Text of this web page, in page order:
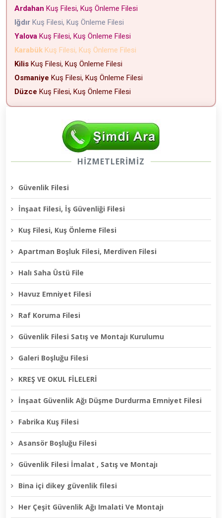
Ardahan Kuş Filesi, Kuş Önleme Filesi
Iğdır Kuş Filesi, Kuş Önleme Filesi
Yalova Kuş Filesi, Kuş Önleme Filesi
Karabük Kuş Filesi, Kuş Önleme Filesi
Kilis Kuş Filesi, Kuş Önleme Filesi
Osmaniye Kuş Filesi, Kuş Önleme Filesi
Düzce Kuş Filesi, Kuş Önleme Filesi
HİZMETLERİMİZ
Güvenlik Filesi
İnşaat Filesi, İş Güvenliği Filesi
Kuş Filesi, Kuş Önleme Filesi
Apartman Boşluk Filesi, Merdiven Filesi
Halı Saha Üstü File
Havuz Emniyet Filesi
Raf Koruma Filesi
Güvenlik Filesi Satış ve Montajı Kurulumu
Galeri Boşluğu Filesi
KREŞ VE OKUL FİLELERİ
İnşaat Güvenlik Ağı Düşme Durdurma Emniyet Filesi
Fabrika Kuş Filesi
Asansör Boşluğu Filesi
Güvenlik Filesi İmalat , Satış ve Montajı
Bina içi dikey güvenlik filesi
Her Çeşit Güvenlik Ağı Imalati Ve Montajı